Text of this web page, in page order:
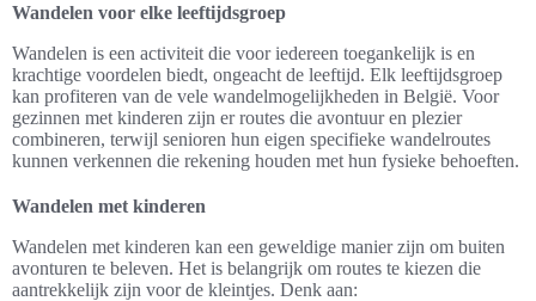
Wandelen voor elke leeftijdsgroep
Wandelen is een activiteit die voor iedereen toegankelijk is en
krachtige voordelen biedt, ongeacht de leeftijd. Elk leeftijdsgroep
kan profiteren van de vele wandelmogelijkheden in België. Voor
gezinnen met kinderen zijn er routes die avontuur en plezier
combineren, terwijl senioren hun eigen specifieke wandelroutes
kunnen verkennen die rekening houden met hun fysieke behoeften.
Wandelen met kinderen
Wandelen met kinderen kan een geweldige manier zijn om buiten
avonturen te beleven. Het is belangrijk om routes te kiezen die
aantrekkelijk zijn voor de kleintjes. Denk aan: